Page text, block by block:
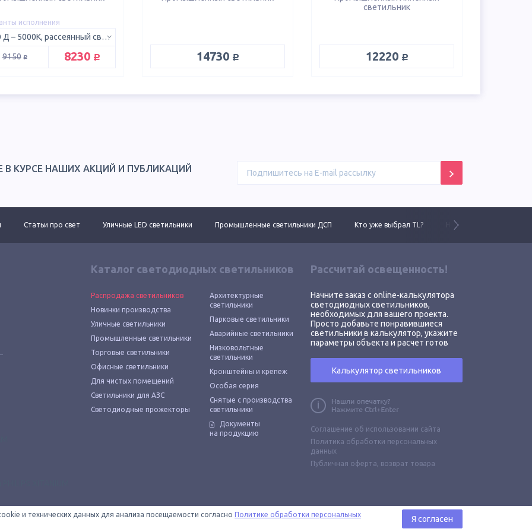
исполнения
750 Д – 5000K, рассеянный свет 120°
9150 руб. 8230 руб. 14730 руб.
светильник
12220 руб.
В КУРСЕ НАШИХ АКЦИЙ И ПУБЛИКАЦИЙ
Статьи про свет Уличные LED светильники Промышленные светильники ДСП Кто уже выбрал TL? Новинки 2025 года
Каталог светодиодных светильников
Распродажа светильников
Новинки производства
Уличные светильники
Промышленные светильники
Торговые светильники
Офисные светильники
Для чистых помещений
Светильники для АЗС
Светодиодные прожекторы
Архитектурные
светильники
Парковые светильники
Аварийные светильники
Низковольтные
светильники
Кронштейны и крепеж
Особая серия
Снятые с производства
светильники
Документы
на продукцию
Рассчитай освещенность!
Начните заказ с online-калькулятора
светодиодных светильников,
необходимых для вашего проекта.
Просто добавьте понравившиеся
светильники в калькулятор, укажите
параметры объекта и расчет готов
Калькулятор светильников
Соглашение об использовании сайта
Политика обработки персональных
данных
Публичная оферта, возврат товара
магазин светодиодных светильников «Технологии света»
и технических данных для анализа посещаемости согласно Политике обработки персональных
Я согласен